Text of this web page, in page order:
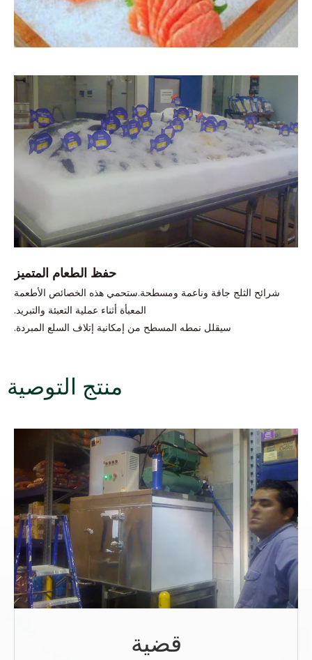
حفظ الطعام المتميز
شرائح الثلج جافة وناعمة ومسطحة.ستحمي هذه الخصائص الأطعمة
المعبأة أثناء عملية التعبئة والتبريد.
سيقلل نمطه المسطح من إمكانية إتلاف السلع المبردة.
منتج التوصية
قضية